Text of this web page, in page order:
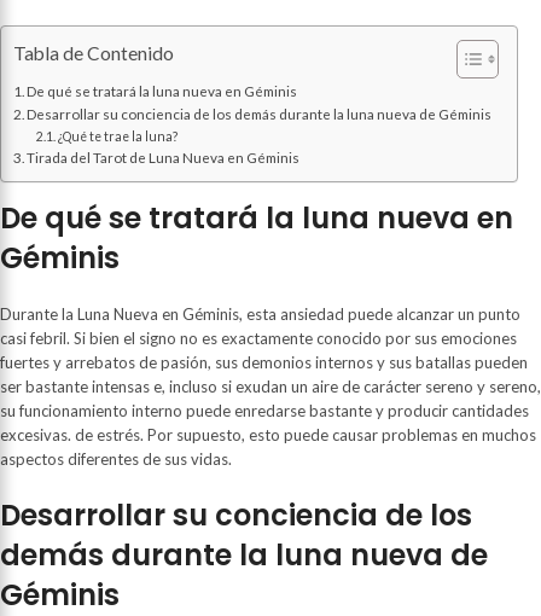
Tabla de Contenido
De qué se tratará la luna nueva en Géminis
Desarrollar su conciencia de los demás durante la luna nueva de Géminis
¿Qué te trae la luna?
Tirada del Tarot de Luna Nueva en Géminis
De qué se tratará la luna nueva en
Géminis
Durante la Luna Nueva en Géminis, esta ansiedad puede alcanzar un punto
casi febril. Si bien el signo no es exactamente conocido por sus emociones
fuertes y arrebatos de pasión, sus demonios internos y sus batallas pueden
ser bastante intensas e, incluso si exudan un aire de carácter sereno y sereno,
su funcionamiento interno puede enredarse bastante y producir cantidades
excesivas. de estrés. Por supuesto, esto puede causar problemas en muchos
aspectos diferentes de sus vidas.
Desarrollar su conciencia de los
demás durante la luna nueva de
Géminis